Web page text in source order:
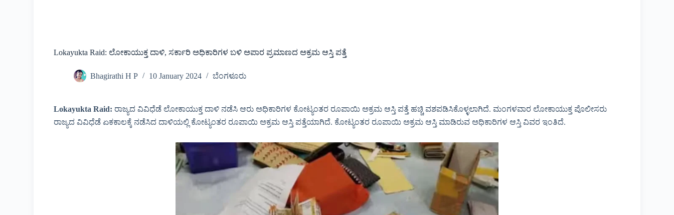
Lokayukta Raid: ಲೋಕಾಯುಕ್ತ ದಾಳಿ, ಸರ್ಕಾರಿ ಅಧಿಕಾರಿಗಳ ಬಳಿ ಅಪಾರ ಪ್ರಮಾಣದ ಅಕ್ರಮ ಆಸ್ತಿ ಪತ್ತೆ
Bhagirathi H P 10 January 2024 ಬೆಂಗಳೂರು
Lokayukta Raid: ರಾಜ್ಯದ ವಿವಿಧೆಡೆ ಲೋಕಾಯುಕ್ತ ದಾಳಿ ನಡೆಸಿ ಆರು ಅಧಿಕಾರಿಗಳ ಕೋಟ್ಯಂತರ ರೂಪಾಯಿ ಅಕ್ರಮ ಆಸ್ತಿ ಪತ್ತೆ ಹಚ್ಚಿ ವಶಪಡಿಸಿಕೊಳ್ಳಲಾಗಿದೆ. ಮಂಗಳವಾರ ಲೋಕಾಯುಕ್ತ ಪೊಲೀಸರು
ರಾಜ್ಯದ ವಿವಿಧೆಡೆ ಏಕಕಾಲಕ್ಕೆ ನಡೆಸಿದ ದಾಳಿಯಲ್ಲಿ ಕೋಟ್ಯಂತರ ರೂಪಾಯಿ ಅಕ್ರಮ ಆಸ್ತಿ ಪತ್ತೆಯಾಗಿದೆ. ಕೋಟ್ಯಂತರ ರೂಪಾಯಿ ಅಕ್ರಮ ಆಸ್ತಿ ಮಾಡಿರುವ ಅಧಿಕಾರಿಗಳ ಆಸ್ತಿ ವಿವರ ಇಂತಿದೆ.